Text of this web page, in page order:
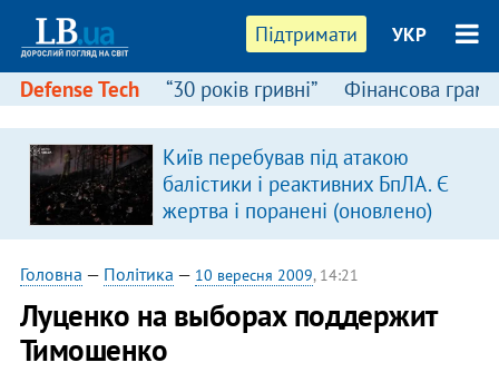
Підтримати УКР
Defense Tech “30 років гривні” Фінансова
Київ перебував під атакою
балістики і реактивних БпЛА. Є
жертва і поранені (оновлено)
Головна — Політика — 10 вересня 2009, 14:21
Луценко на выборах поддержит
Тимошенко